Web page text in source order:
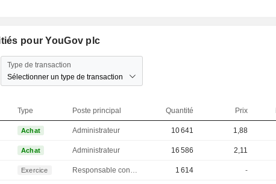
pour YouGov plc
Type de transaction
Sélectionner un type de transaction
Type Poste principal Quantité Prix
Achat Administrateur 10 641 1,88
Achat Administrateur 16 586 2,11
Exercice Responsable conformite 1 614 -